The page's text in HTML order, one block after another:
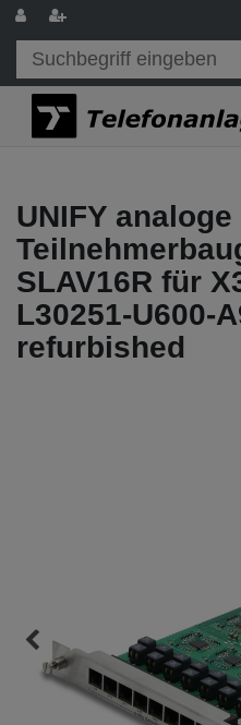
UNIFY analoge
SLAV16R für
L30251-U600-
refurbished